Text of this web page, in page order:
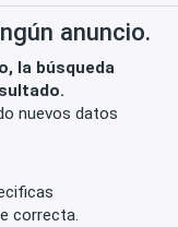
anuncio.
la búsqueda
nuevos datos
correcta.